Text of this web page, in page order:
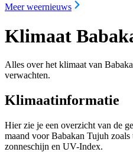
Meer weernieuws
Klimaat
Alles over het klimaat van
verwachten.
Klimaatinformatie
Hier zie je een overzicht van de
maand voor Babakan Tujuh zoals
zonneschijn en UV-Index.